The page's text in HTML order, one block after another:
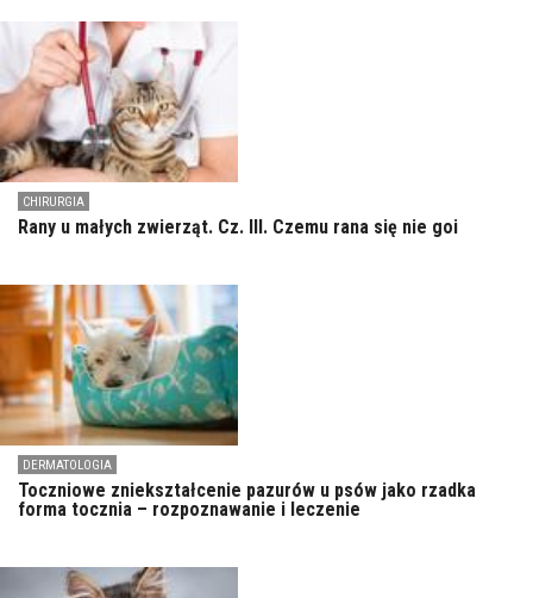
CHIRURGIA
Rany u małych zwierząt. Cz. III. Czemu rana się nie goi
DERMATOLOGIA
Toczniowe zniekształcenie pazurów u psów jako rzadka
forma tocznia – rozpoznawanie i leczenie